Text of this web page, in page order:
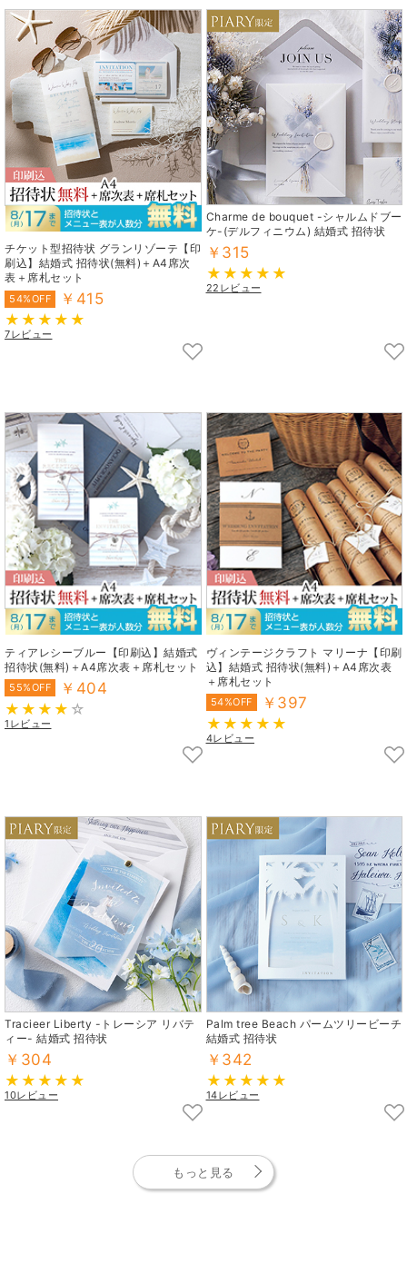
チケット型招待状 グランリゾーテ【印
刷込】結婚式 招待状(無料)＋A4席次
表＋席札セット
54%OFF ￥415
7レビュー
Charme de bouquet -シャルムドブー
ケ-(デルフィニウム) 結婚式 招待状
￥315
22レビュー
ティアレシーブルー【印刷込】結婚式
招待状(無料)＋A4席次表＋席札セット
55%OFF ￥404
1レビュー
ヴィンテージクラフト マリーナ【印刷
込】結婚式 招待状(無料)＋A4席次表
＋席札セット
54%OFF ￥397
4レビュー
Tracieer Liberty -トレーシア リバテ
ィー- 結婚式 招待状
￥304
10レビュー
Palm tree Beach パームツリービーチ
結婚式 招待状
￥342
14レビュー
もっと見る